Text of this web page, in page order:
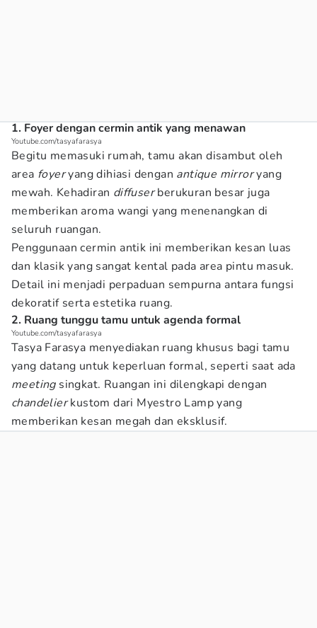
1. Foyer dengan cermin antik yang menawan
Youtube.com/tasyafarasya
Begitu memasuki rumah, tamu akan disambut oleh
area foyeryang dihiasi dengan antique mirroryang
mewah. Kehadiran diffuserberukuran besar juga
memberikan aroma wangi yang menenangkan di
seluruh ruangan.
Penggunaan cermin antik ini memberikan kesan luas
dan klasik yang sangat kental pada area pintu masuk.
Detail ini menjadi perpaduan sempurna antara fungsi
dekoratif serta estetika ruang.
2. Ruang tunggu tamu untuk agenda formal
Youtube.com/tasyafarasya
Tasya Farasya menyediakan ruang khusus bagi tamu
yang datang untuk keperluan formal, seperti saat ada
meetingsingkat. Ruangan ini dilengkapi dengan
chandelierkustom dari Myestro Lamp yang
memberikan kesan megah dan eksklusif.